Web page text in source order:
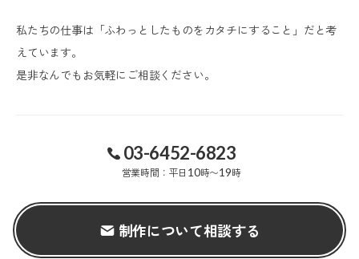
私たちの仕事は「ふわっとしたものをカタチにすること」だと考
えています。
是非なんでもお気軽にご相談ください。
03-6452-6823
営業時間：平日 10時〜19時
制作について相談する